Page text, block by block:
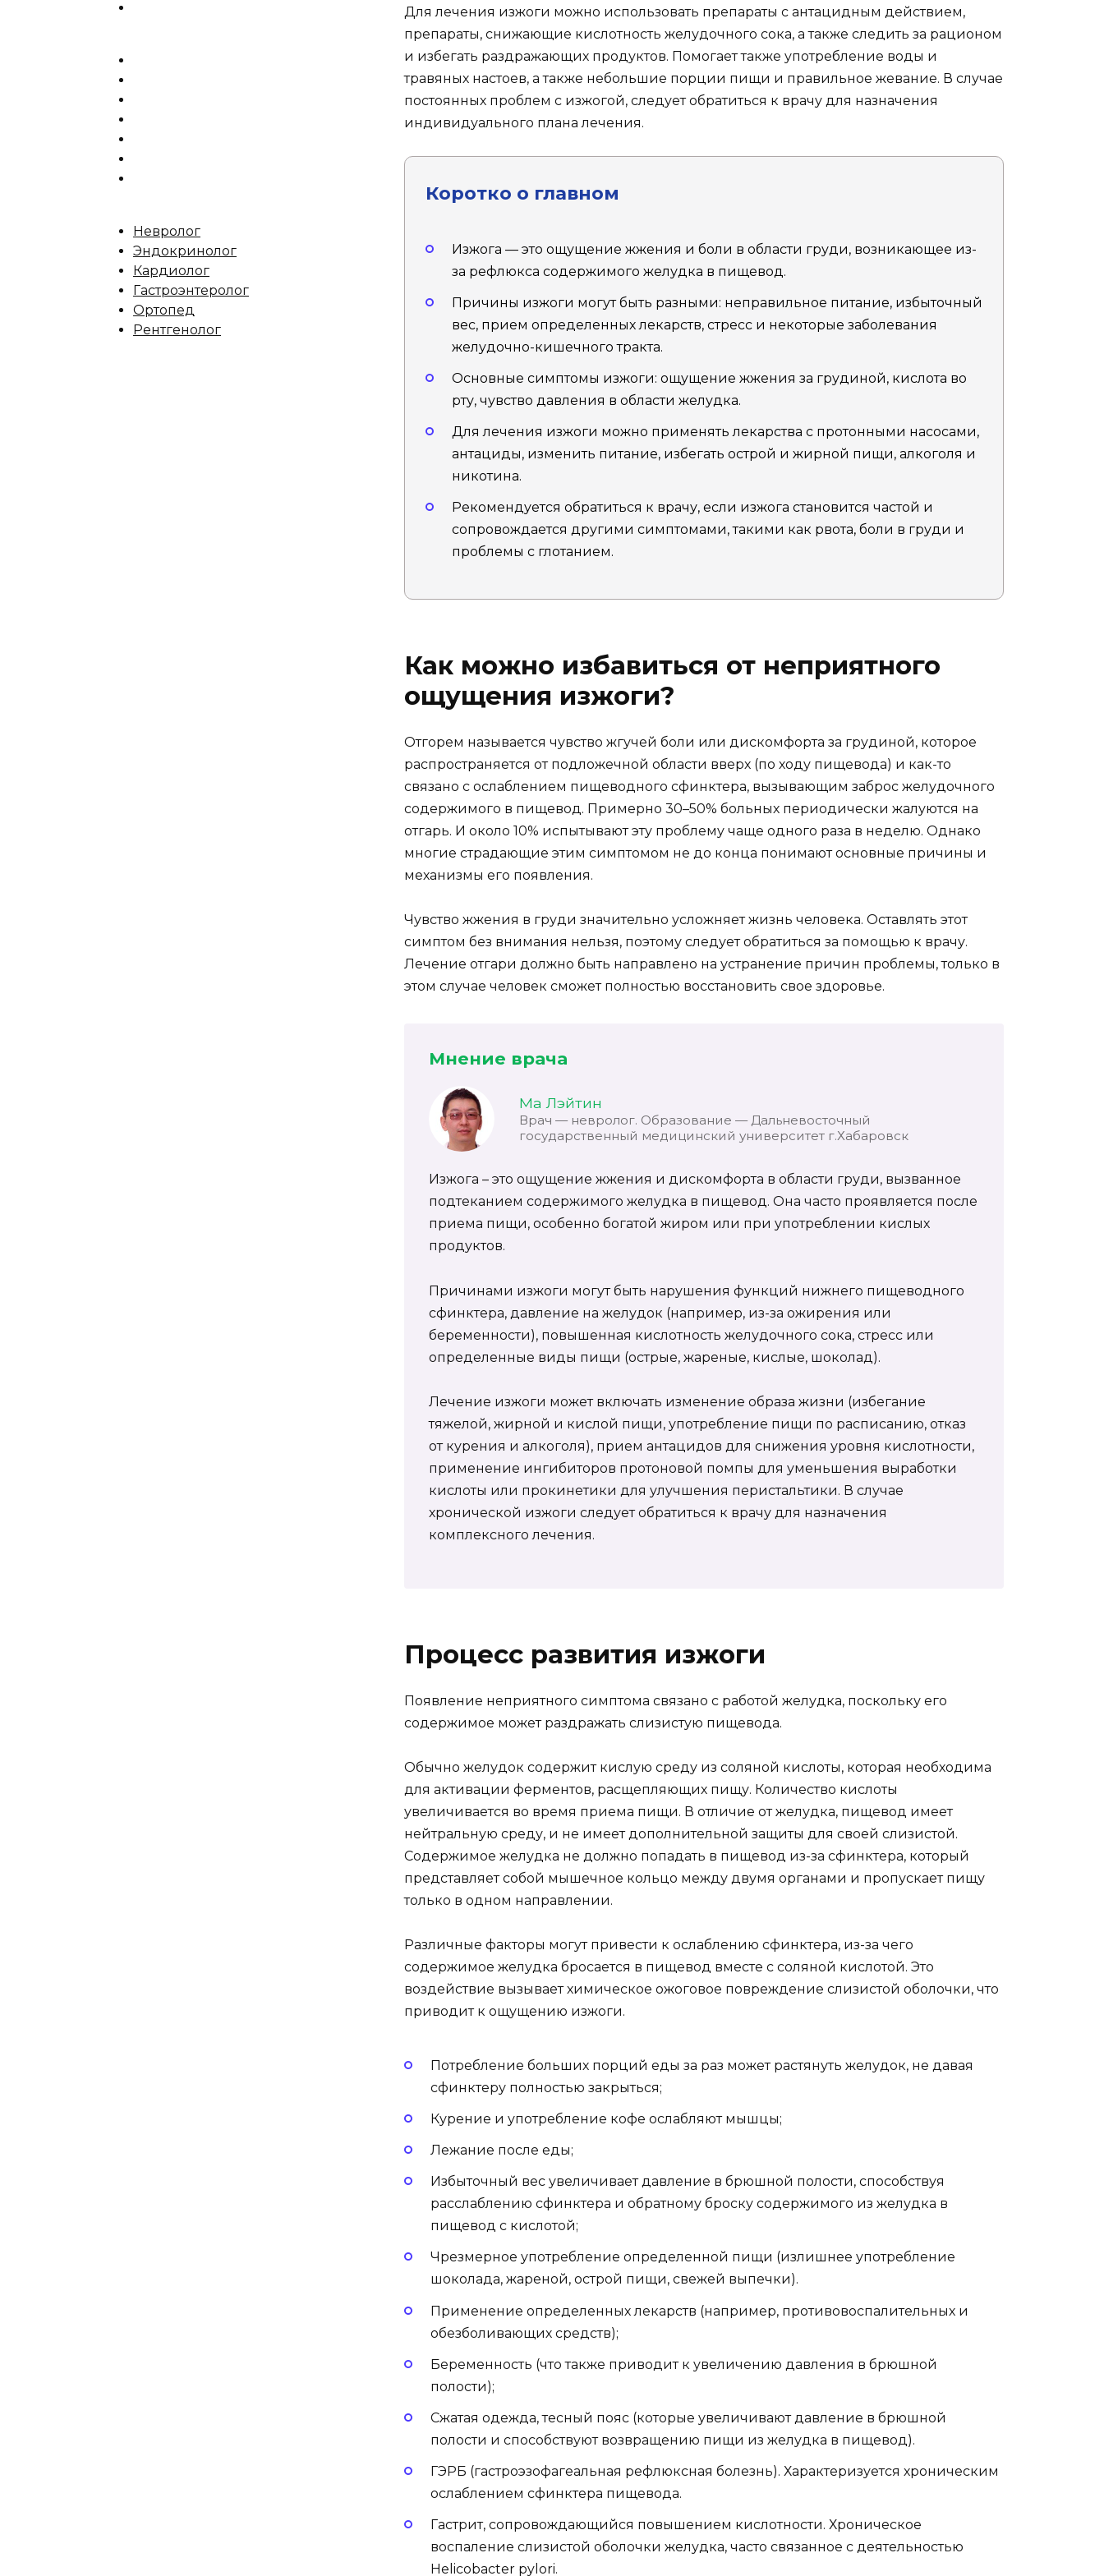
Для лечения изжоги можно использовать препараты с антацидным действием,
препараты, снижающие кислотность желудочного сока, а также следить за рационом
и избегать раздражающих продуктов. Помогает также употребление воды и
травяных настоев, а также небольшие порции пищи и правильное жевание. В случае
постоянных проблем с изжогой, следует обратиться к врачу для назначения
индивидуального плана лечения.
Коротко о главном
Изжога — это ощущение жжения и боли в области груди, возникающее из-
за рефлюкса содержимого желудка в пищевод.
Причины изжоги могут быть разными: неправильное питание, избыточный
вес, прием определенных лекарств, стресс и некоторые заболевания
желудочно-кишечного тракта.
Основные симптомы изжоги: ощущение жжения за грудиной, кислота во
рту, чувство давления в области желудка.
Для лечения изжоги можно применять лекарства с протонными насосами,
антациды, изменить питание, избегать острой и жирной пищи, алкоголя и
никотина.
Рекомендуется обратиться к врачу, если изжога становится частой и
сопровождается другими симптомами, такими как рвота, боли в груди и
проблемы с глотанием.
Как можно избавиться от неприятного
ощущения изжоги?
Отгорем называется чувство жгучей боли или дискомфорта за грудиной, которое
распространяется от подложечной области вверх (по ходу пищевода) и как-то
связано с ослаблением пищеводного сфинктера, вызывающим заброс желудочного
содержимого в пищевод. Примерно 30–50% больных периодически жалуются на
отгарь. И около 10% испытывают эту проблему чаще одного раза в неделю. Однако
многие страдающие этим симптомом не до конца понимают основные причины и
механизмы его появления.
Чувство жжения в груди значительно усложняет жизнь человека. Оставлять этот
симптом без внимания нельзя, поэтому следует обратиться за помощью к врачу.
Лечение отгари должно быть направлено на устранение причин проблемы, только в
этом случае человек сможет полностью восстановить свое здоровье.
Мнение врача
Ма Лэйтин
Врач — невролог. Образование — Дальневосточный
государственный медицинский университет г.Хабаровск
Изжога – это ощущение жжения и дискомфорта в области груди, вызванное
подтеканием содержимого желудка в пищевод. Она часто проявляется после
приема пищи, особенно богатой жиром или при употреблении кислых
продуктов.
Причинами изжоги могут быть нарушения функций нижнего пищеводного
сфинктера, давление на желудок (например, из-за ожирения или
беременности), повышенная кислотность желудочного сока, стресс или
определенные виды пищи (острые, жареные, кислые, шоколад).
Лечение изжоги может включать изменение образа жизни (избегание
тяжелой, жирной и кислой пищи, употребление пищи по расписанию, отказ
от курения и алкоголя), прием антацидов для снижения уровня кислотности,
применение ингибиторов протоновой помпы для уменьшения выработки
кислоты или прокинетики для улучшения перистальтики. В случае
хронической изжоги следует обратиться к врачу для назначения
комплексного лечения.
Процесс развития изжоги
Появление неприятного симптома связано с работой желудка, поскольку его
содержимое может раздражать слизистую пищевода.
Обычно желудок содержит кислую среду из соляной кислоты, которая необходима
для активации ферментов, расщепляющих пищу. Количество кислоты
увеличивается во время приема пищи. В отличие от желудка, пищевод имеет
нейтральную среду, и не имеет дополнительной защиты для своей слизистой.
Содержимое желудка не должно попадать в пищевод из-за сфинктера, который
представляет собой мышечное кольцо между двумя органами и пропускает пищу
только в одном направлении.
Различные факторы могут привести к ослаблению сфинктера, из-за чего
содержимое желудка бросается в пищевод вместе с соляной кислотой. Это
воздействие вызывает химическое ожоговое повреждение слизистой оболочки, что
приводит к ощущению изжоги.
Потребление больших порций еды за раз может растянуть желудок, не давая
сфинктеру полностью закрыться;
Курение и употребление кофе ослабляют мышцы;
Лежание после еды;
Избыточный вес увеличивает давление в брюшной полости, способствуя
расслаблению сфинктера и обратному броску содержимого из желудка в
пищевод с кислотой;
Чрезмерное употребление определенной пищи (излишнее употребление
шоколада, жареной, острой пищи, свежей выпечки).
Применение определенных лекарств (например, противовоспалительных и
обезболивающих средств);
Беременность (что также приводит к увеличению давления в брюшной
полости);
Сжатая одежда, тесный пояс (которые увеличивают давление в брюшной
полости и способствуют возвращению пищи из желудка в пищевод).
ГЭРБ (гастроэзофагеальная рефлюксная болезнь). Характеризуется хроническим
ослаблением сфинктера пищевода.
Гастрит, сопровождающийся повышением кислотности. Хроническое
воспаление слизистой оболочки желудка, часто связанное с деятельностью
Helicobacter pylori.
Невролог
Эндокринолог
Кардиолог
Гастроэнтеролог
Ортопед
Рентгенолог